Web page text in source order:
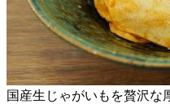
国産生じゃがいもを贅沢な